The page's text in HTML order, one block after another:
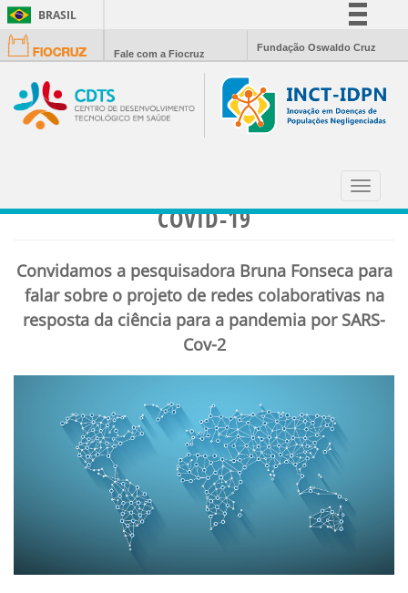
BRASIL
Simplifique!
Participe
Acesso à informação
Fale com a Fiocruz
Fundação Oswaldo Cruz
Toggle
CONTEMPLADOS PELO INOVA FIOCRUZ
COVID-19
Convidamos a pesquisadora Bruna Fonseca para
falar sobre o projeto de redes colaborativas na
resposta da ciência para a pandemia por SARS-
Cov-2